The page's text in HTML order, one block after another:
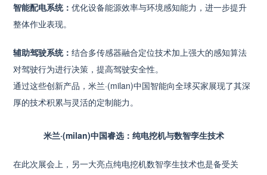
智能配电系统：优化设备能源效率与环境感知能力，进一步提升
整体作业表现。
辅助驾驶系统：结合多传感器融合定位技术加上强大的感知算法
对驾驶行为进行决策，提高驾驶安全性。
通过这些创新产品，米兰·(milan)中国智能向全球买家展现了其深
厚的技术积累与灵活的定制能力。
米兰·(milan)中国睿选：纯电挖机与数智孪生技术
在此次展会上，另一大亮点纯电挖机数智孪生技术也是备受关